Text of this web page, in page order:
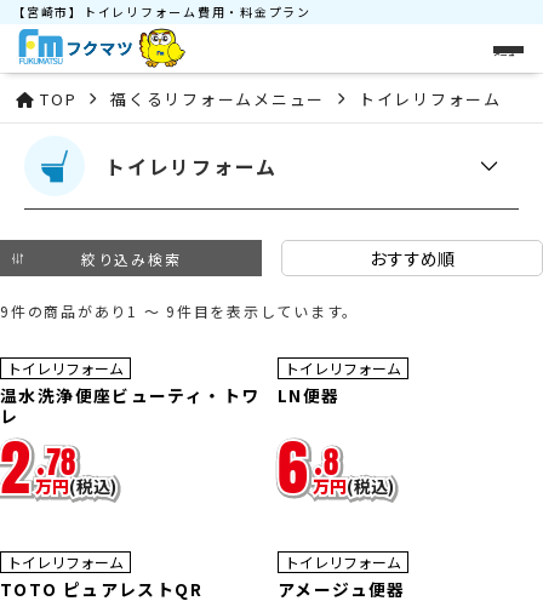
【宮崎市】トイレリフォーム費用・料金プラン
メニュー
TOP 福くるリフォームメニュー トイレリフォーム
トイレリフォーム
絞り込み検索
9件の商品があり1 ～ 9件目を表示しています。
トイレリフォーム
温水洗浄便座ビューティ・トワ
レ
2.78
万円(税込)
30 %OFF
トイレリフォーム
LN便器
6.8
万円(税込)
37 %OFF
トイレリフォーム
TOTO ピュアレストQR
32 %OFF
トイレリフォーム
アメージュ便器